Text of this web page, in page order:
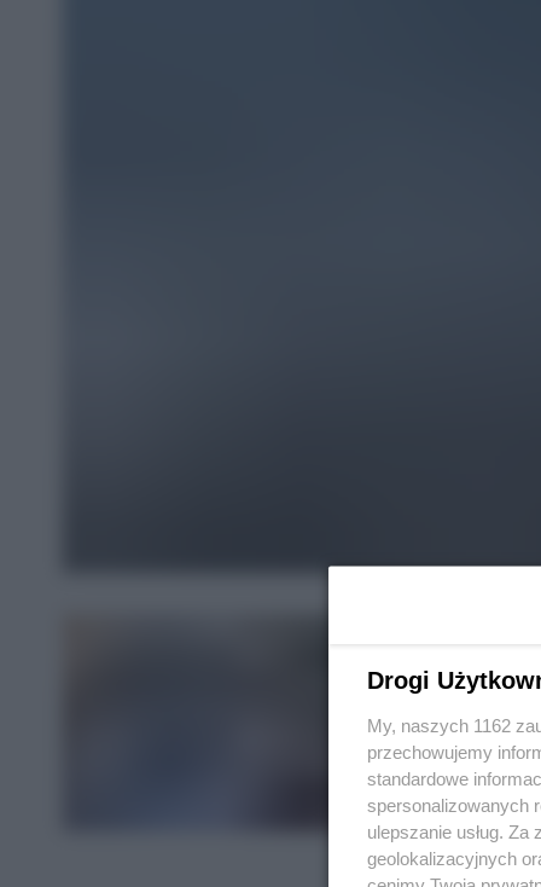
Drogi
My, naszych 1162
przechowujemy
standardowe
spersonalizowanych
ulepszanie usług.
geolokalizacyjnych